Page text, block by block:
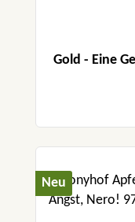
Gold - Eine
Neu